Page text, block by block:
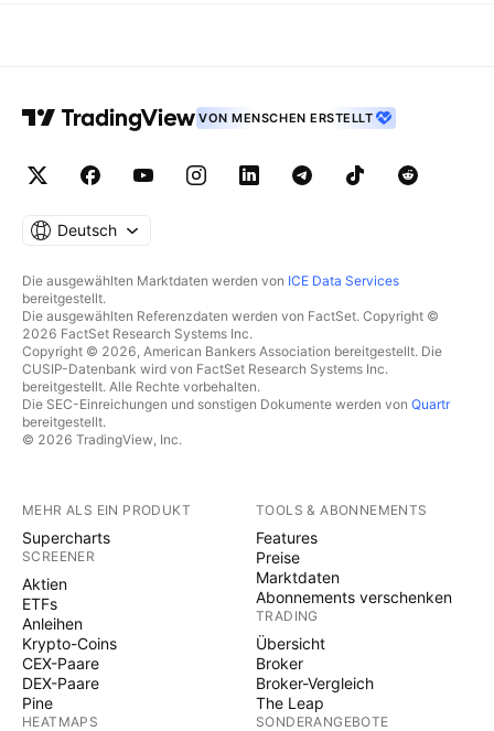
VON MENSCHEN ERSTELLT
Deutsch
Die ausgewählten Marktdaten werden von ICE Data Services
bereitgestellt.
Die ausgewählten Referenzdaten werden von FactSet. Copyright ©
2026 FactSet Research Systems Inc.
Copyright © 2026, American Bankers Association bereitgestellt. Die
CUSIP-Datenbank wird von FactSet Research Systems Inc.
bereitgestellt. Alle Rechte vorbehalten.
Die SEC-Einreichungen und sonstigen Dokumente werden von Quartr
bereitgestellt.
© 2026 TradingView, Inc.
MEHR ALS EIN PRODUKT
Supercharts
SCREENER
Aktien
ETFs
Anleihen
Krypto-Coins
CEX-Paare
DEX-Paare
Pine
HEATMAPS
TOOLS & ABONNEMENTS
Features
Preise
Marktdaten
Abonnements verschenken
TRADING
Übersicht
Broker
Broker-Vergleich
The Leap
SONDERANGEBOTE